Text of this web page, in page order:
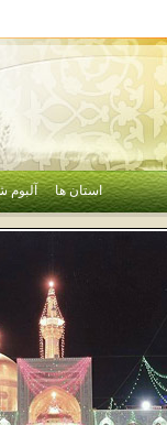
استان ها آلبوم